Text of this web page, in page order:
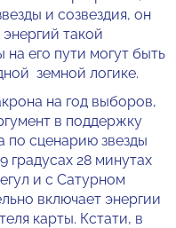
и созвездия, он
такой
его пути могут быть
земной логике.
на год выборов,
в поддержку
по сценарию звезды
градусах 28 минутах
и с Сатурном
включает энергии
карты. Кстати, в